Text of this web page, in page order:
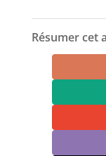
Résumer cet